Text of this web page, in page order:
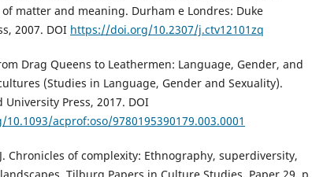
matter and meaning. Durham e Londres: Duke
2007. DOI https://doi.org/10.2307/j.ctv12101zq
Drag Queens to Leathermen: Language, Gender, and
(Studies in Language, Gender and Sexuality).
University Press, 2017. DOI
acprof:oso/9780195390179.003.0001
J. Chronicles of complexity: Ethnography, superdiversity,